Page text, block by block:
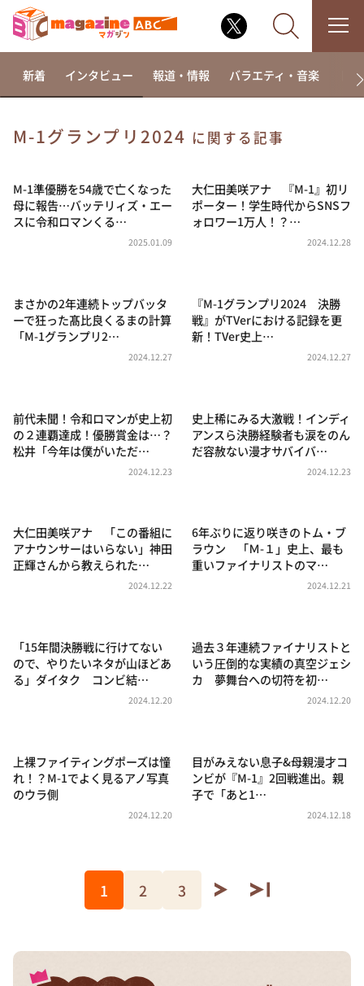
相席食堂
これ余談なんですけど・・・
～人生密着トークバラエティ！～ やすとものいたっ
news おかえり
河合＆A.B.C-Z塚田×福井アナ「なんでやねん！？」
（news おかえり）
朝だ！生です旅サラダ
教えて！ニュースライブ 正義のミカタ
ポツンと一軒家
ザキ山小屋本館
新着 インタビュー 報道・情報 バラエティ・音楽 ド
M-1グランプリ2024 に関する記事
M-1準優勝を54歳で亡くなった
母に報告…バッテリィズ・エー
スに令和ロマンくる…
2025.01.09
大仁田美咲アナ 『M-1』初リ
ポーター！学生時代からSNSフ
ォロワー1万人！？…
2024.12.28
まさかの2年連続トップバッタ
ーで狂った髙比良くるまの計算
「M-1グランプリ2…
2024.12.27
『M-1グランプリ2024 決勝
戦』がTVerにおける記録を更
新！TVer史上…
2024.12.27
前代未聞！令和ロマンが史上初
の２連覇達成！優勝賞金は…？
松井「今年は僕がいただ…
2024.12.23
史上稀にみる大激戦！インディ
アンスら決勝経験者も涙をのん
だ容赦ない漫才サバイバ…
2024.12.23
大仁田美咲アナ 「この番組に
アナウンサーはいらない」神田
正輝さんから教えられた…
2024.12.22
6年ぶりに返り咲きのトム・ブ
ラウン 「Ｍ-１」史上、最も
重いファイナリストのマ…
2024.12.21
「15年間決勝戦に行けてない
ので、やりたいネタが山ほどあ
る」ダイタク コンビ結…
2024.12.20
過去３年連続ファイナリストと
いう圧倒的な実績の真空ジェシ
カ 夢舞台への切符を初…
2024.12.20
上裸ファイティングポーズは憧
れ！？M-1でよく見るアノ写真
のウラ側
2024.12.20
目がみえない息子&母親漫才コ
ンビが『M-1』2回戦進出。親
子で「あと1…
2024.12.18
1 2 3